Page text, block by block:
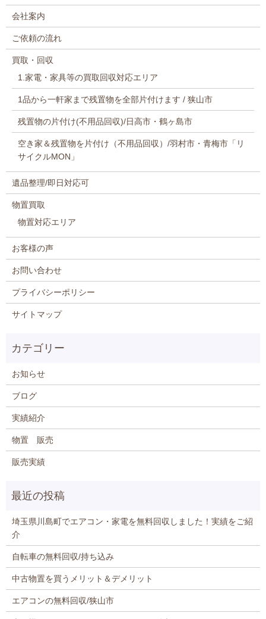
会社案内
ご依頼の流れ
買取・回収
1.家電・家具等の買取回収対応エリア
1品から一軒家まで残置物を全部片付けます / 狭山市
残置物の片付け(不用品回収)/日高市・鶴ヶ島市
空き家＆残置物を片付け（不用品回収）/羽村市・青梅市「リ
サイクルMON」
遺品整理/即日対応可
物置買取
物置対応エリア
お客様の声
お問い合わせ
プライバシーポリシー
サイトマップ
お知らせ
ブログ
実績紹介
物置 販売
販売実績
埼玉県川島町でエアコン・家電を無料回収しました！実績をご紹
介
自転車の無料回収/持ち込み
中古物置を買うメリット＆デメリット
エアコンの無料回収/狭山市